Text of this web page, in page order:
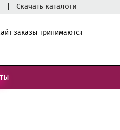
Скачать каталоги
заказы принимаются